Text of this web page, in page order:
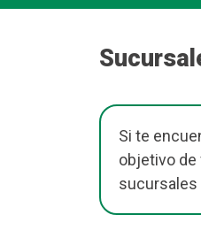
Si te
objetivo de
sucursales